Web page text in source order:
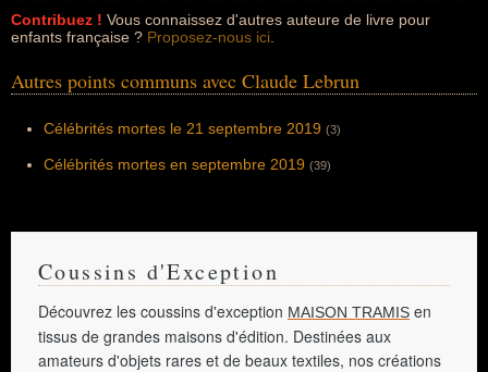
Contribuez ! Vous connaissez d'autres auteure de livre pour
enfants française ? Proposez-nous ici
Autres points communs avec Claude Lebrun
Célébrités mortes le 21 septembre 2019 (3)
Célébrités mortes en septembre 2019 (39)
Coussins d'Exception
Découvrez les coussins d'exception MAISON TRAMIS en
tissus de grandes maisons d'édition. Destinées aux
amateurs d'objets rares et de beaux textiles, nos créations